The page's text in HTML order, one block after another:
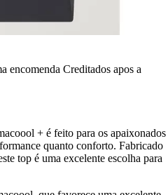
encomenda Creditados apos a
+ é feito para os apaixonados
quanto conforto. Fabricado
top é uma excelente escolha para